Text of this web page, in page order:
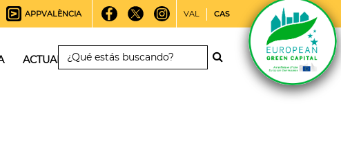
APPVALÈNCIA VAL CAS
ACTUALIDAD